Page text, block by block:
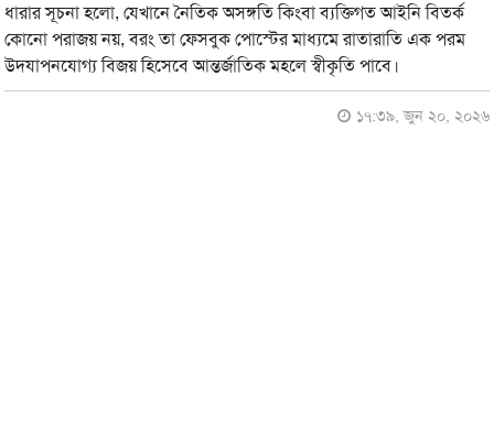
ধারার সূচনা হলো, যেখানে নৈতিক অসঙ্গতি কিংবা ব্যক্তিগত আইনি বিতর্ক
কোনো পরাজয় নয়, বরং তা ফেসবুক পোস্টের মাধ্যমে রাতারাতি এক পরম
উদযাপনযোগ্য বিজয় হিসেবে আন্তর্জাতিক মহলে স্বীকৃতি পাবে।
১৭:৩৯, জুন ২০, ২০২৬